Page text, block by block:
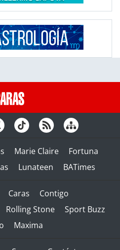
Marie Claire
Fortuna
Lunateen BATimes
Caras
Contigo
Rolling Stone
Sport Buzz
Maxima